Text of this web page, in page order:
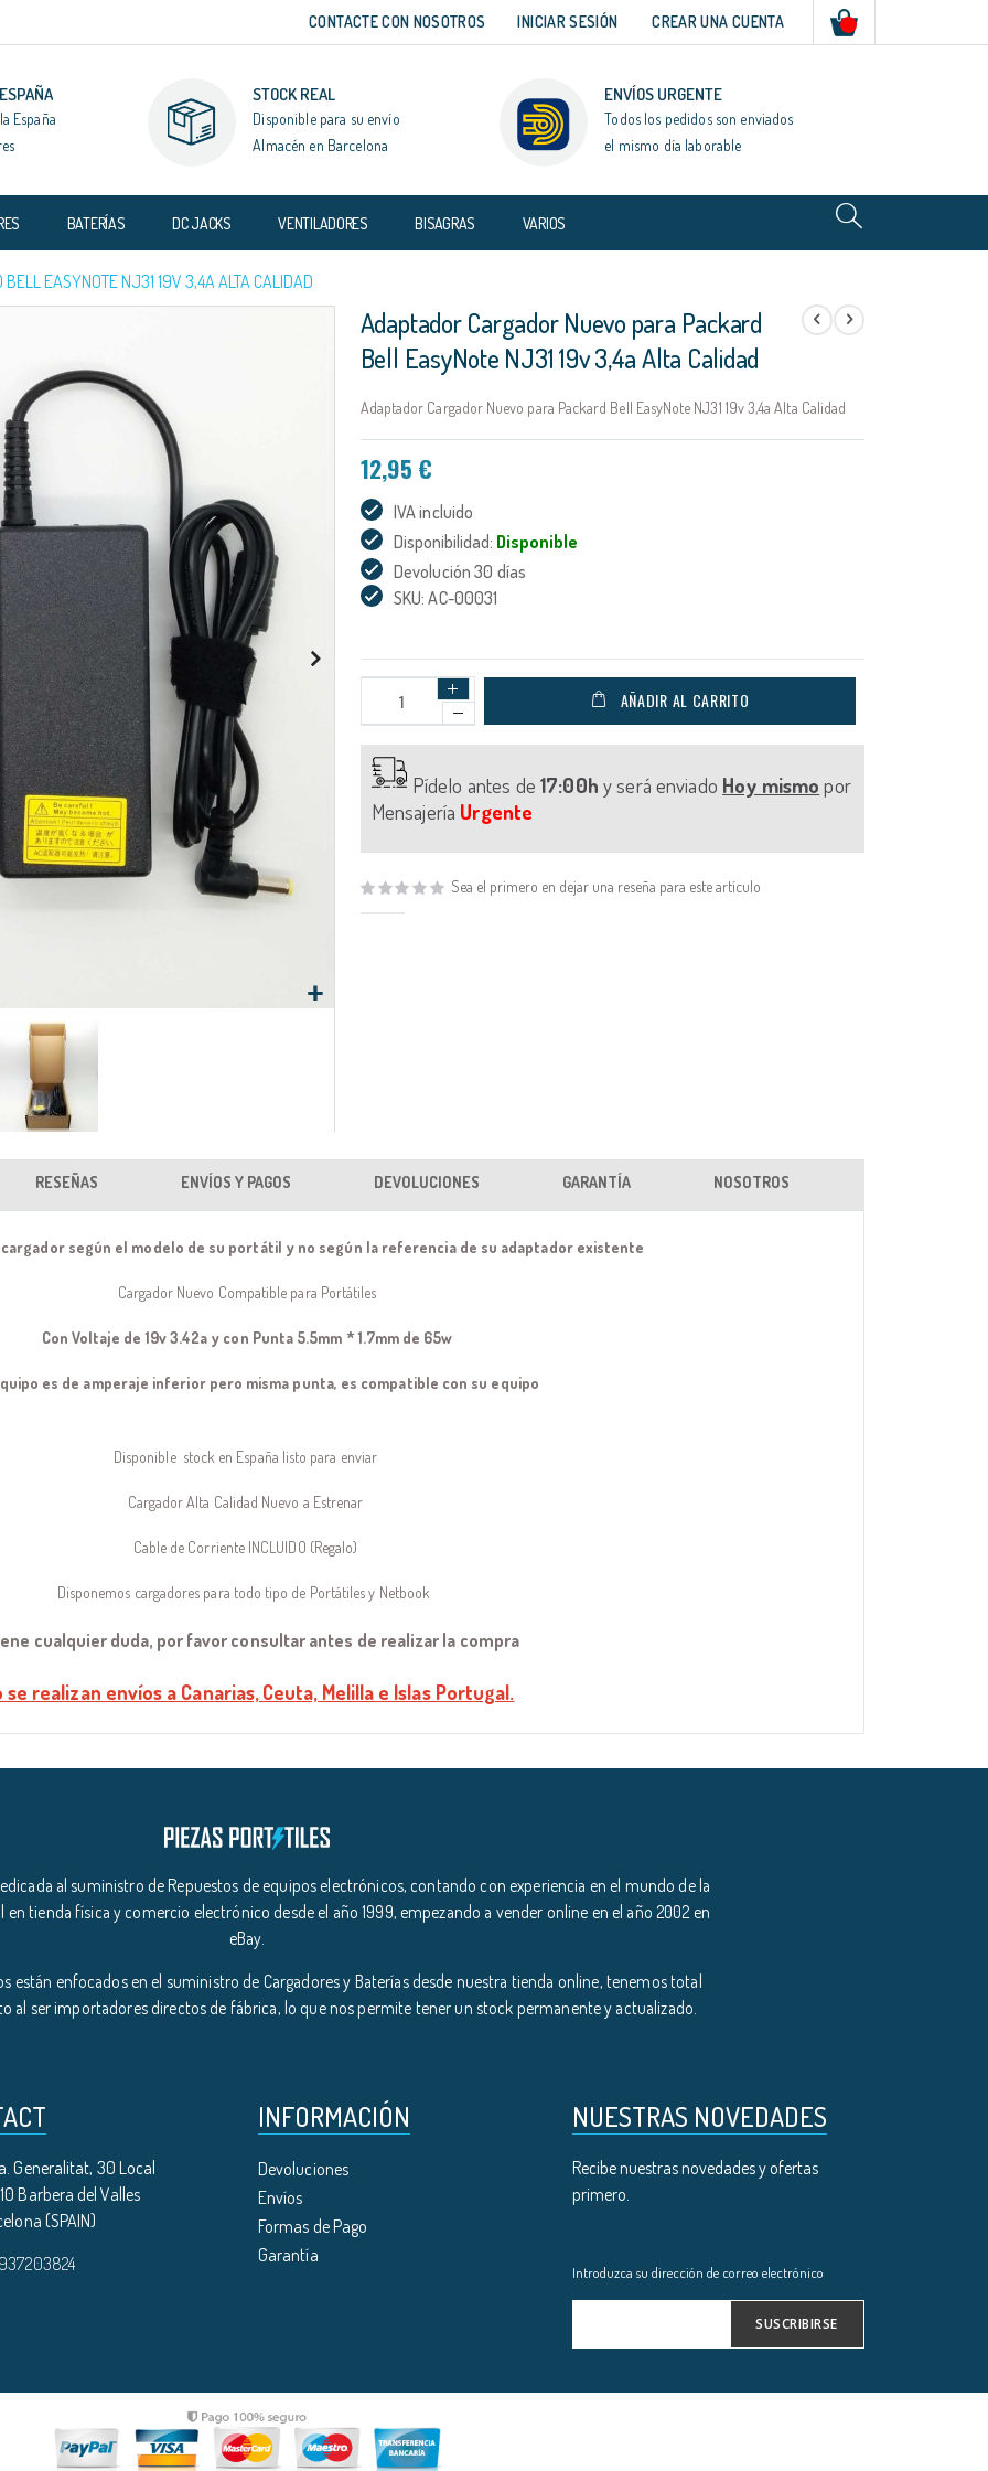
CONTACTE CON NOSOTROS INICIAR SESIÓN CREAR UNA CUENTA
España
STOCK REAL
Disponible para su envío
Almacén en Barcelona
ENVÍOS URGENTE
Todos los pedidos son enviados
el mismo día laborable
BATERÍAS DC JACKS VENTILADORES BISAGRAS VARIOS
EASYNOTE NJ31 19V 3,4A ALTA CALIDAD
Adaptador Cargador Nuevo para Packard
Bell EasyNote NJ31 19v 3,4a Alta Calidad
Adaptador Cargador Nuevo para Packard Bell EasyNote NJ31 19v 3,4a Alta Calidad
12,95 €
IVA incluido
Disponibilidad: Disponible
Devolución 30 días
SKU: AC-00031
AÑADIR AL CARRITO
Pídelo antes de 17:00h y será enviado Hoy mismo por
Mensajería Urgente
Sea el primero en dejar una reseña para este artículo
según el modelo de su portátil y no según la referencia de su adaptador existente
Cargador Nuevo Compatible para Portátiles
Con Voltaje de 19v 3.42a y con Punta 5.5mm * 1.7mm de 65w
es de amperaje inferior pero misma punta, es compatible con su equipo
Disponible stock en España listo para enviar
Cargador Alta Calidad Nuevo a Estrenar
Cable de Corriente INCLUIDO (Regalo)
Disponemos cargadores para todo tipo de Portátiles y Netbook
cualquier duda, por favor consultar antes de realizar la compra
se realizan envíos a Canarias, Ceuta, Melilla e Islas Portugal.
RESEÑAS ENVÍOS Y PAGOS DEVOLUCIONES GARANTÍA NOSOTROS
al suministro de Repuestos de equipos electrónicos, contando con experiencia en el mundo de la
tienda física y comercio electrónico desde el año 1999, empezando a vender online en el año 2002 en
eBay.
están enfocados en el suministro de Cargadores y Baterías desde nuestra tienda online, tenemos total
al ser importadores directos de fábrica, lo que nos permite tener un stock permanente y actualizado.
Generalitat, 30 Local
Barbera del Valles
(SPAIN)
INFORMACIÓN
Devoluciones
Envíos
Formas de Pago
Garantía
NUESTRAS NOVEDADES
Recibe nuestras novedades y ofertas
primero.
Introduzca su dirección de correo electrónico
SUSCRIBIRSE